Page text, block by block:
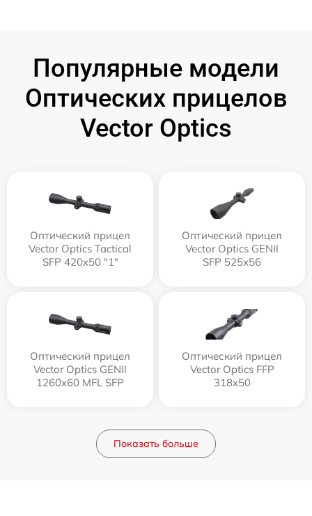
Популярные модели
Оптических прицелов
Vector Optics
Оптический прицел
Vector Optics Tactical
SFP 420x50 "1"
Оптический прицел
Vector Optics GENII
SFP 525x56
Оптический прицел
Vector Optics GENII
1260x60 MFL SFP
Оптический прицел
Vector Optics FFP
318x50
Показать больше